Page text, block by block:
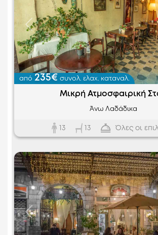
Προηγούμενο
από 235€ συνολ. ελαχ. καταναλ.
Μικρή Ατμοσφαιρική
Άνω Λαδάδικα
13 13 Όλες οι
Προηγούμενο